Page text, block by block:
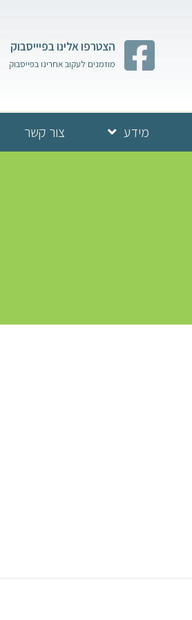
הצטרפו אלינו בפיייסבוק
מוזמנים לעקוב אחרינו בפייסבוק
מידע צור קשר